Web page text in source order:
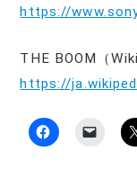
https://
THE BOOM（
https://
F
a